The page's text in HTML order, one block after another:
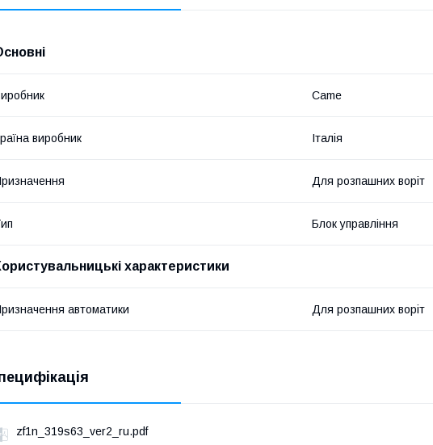
Came
виробник Італія
Для розпашних воріт
Блок управління
характеристики
автоматики Для розпашних воріт
zf1n_319s63_ver2_ru.pdf